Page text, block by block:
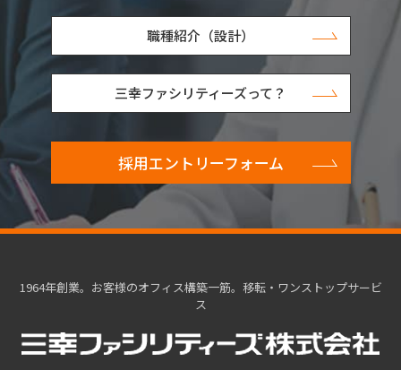
職種紹介（設計）
三幸ファシリティーズって？
採用エントリーフォーム
1964年創業。お客様のオフィス構築一筋。移転・ワンストップサービ
ス